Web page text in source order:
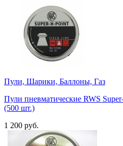
Пули, Шарики, Баллоны, Газ
Пули пневматические RWS
(500 шт.)
1 200 руб.